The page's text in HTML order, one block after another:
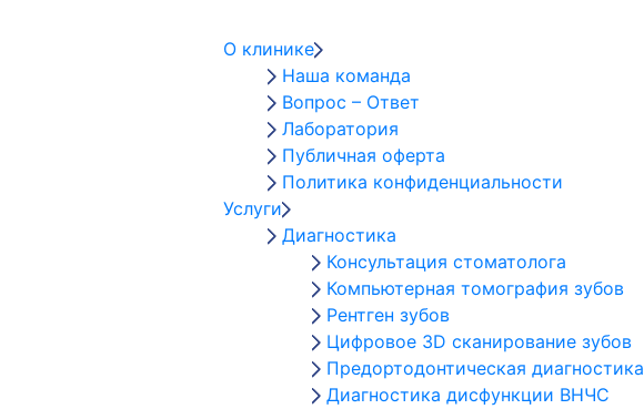
О клинике
Наша команда
Вопрос – Ответ
Лаборатория
Публичная оферта
Политика конфиденциальности
Услуги
Диагностика
Консультация стоматолога
Компьютерная томография зубов
Рентген зубов
Цифровое 3D сканирование зубов
Предортодонтическая диагностика
Диагностика дисфункции ВНЧС